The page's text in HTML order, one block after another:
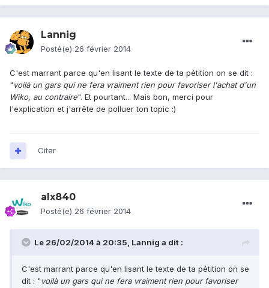
Lannig
Posté(e) 26 février 2014
C'est marrant parce qu'en lisant le texte de ta pétition on se dit :
"voilà un gars qui ne fera vraiment rien pour favoriser l'achat d'un
Wiko, au contraire". Et pourtant... Mais bon, merci pour
l'explication et j'arrête de polluer ton topic :)
Citer
alx840
Posté(e) 26 février 2014
Le 26/02/2014 à 20:35, Lannig a dit :
C'est marrant parce qu'en lisant le texte de ta pétition on se
dit : "voilà un gars qui ne fera vraiment rien pour favoriser